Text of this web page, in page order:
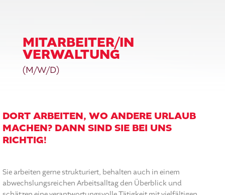
MITARBEITER/IN
VERWALTUNG
(M/W/D)
DORT ARBEITEN, WO ANDERE URLAUB
MACHEN? DANN SIND SIE BEI UNS
RICHTIG!
Sie arbeiten gerne strukturiert, behalten auch in einem
abwechslungsreichen Arbeitsalltag den Überblick und